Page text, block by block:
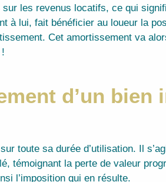
les revenus locatifs, ce qui
à lui, fait bénéficier au loueur la
Cet amortissement va
d’un bien
toute sa durée d’utilisation. Il
témoignant la perte de valeur
l’imposition qui en résulte.